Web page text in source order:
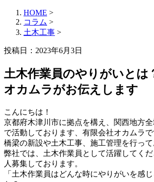
HOME >
コラム >
土木工事 >
投稿日：2023年6月3日
土木作業員のやりがいとは
オカムラがお伝えします
こんにちは！
京都府木津川市に拠点を構え、関西地方
で活動しております、有限会社オカムラで
橋梁の新設や土木工事、施工管理を行って
弊社では、土木作業員として活躍してく
人募集しております。
「土木作業員はどんな時にやりがいを感